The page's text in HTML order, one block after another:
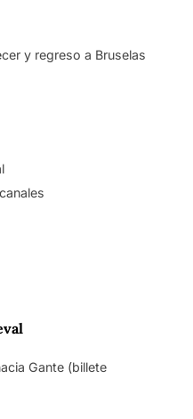
y regreso a Bruselas
Gante (billete